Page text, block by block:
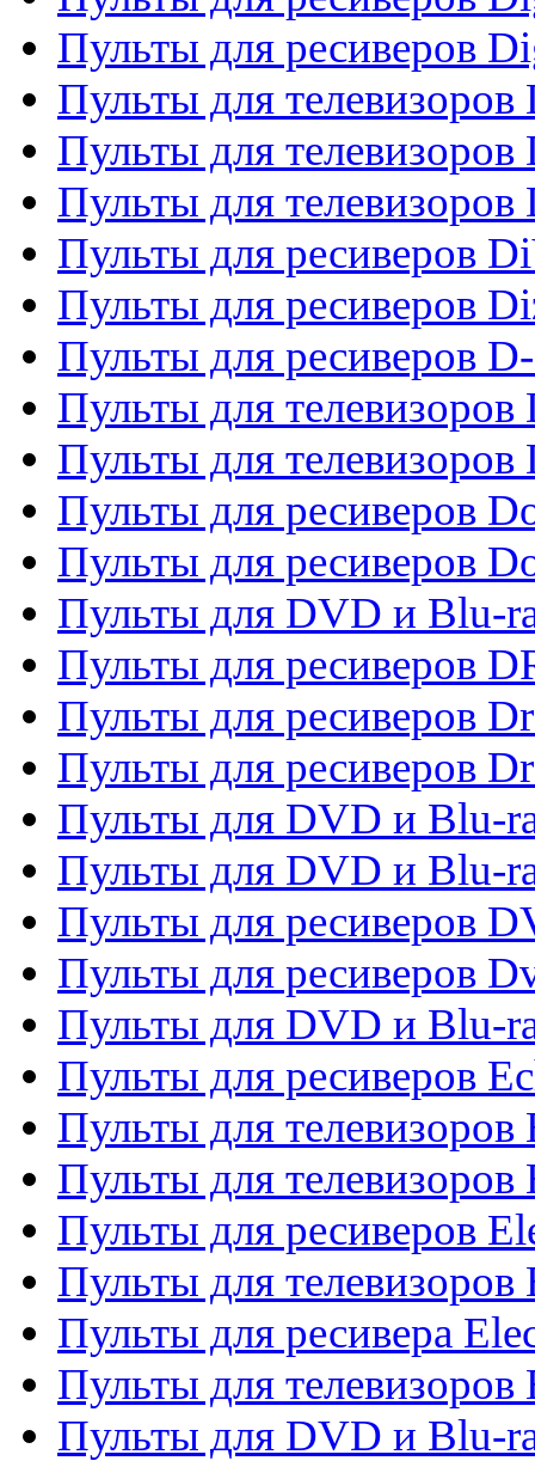
Пульты для ресиверов
Пульты для
Пульты для
Пульты для телевизоров
Пульты для ресиверов
Пульты для ресиверов
Пульты для ресиверов
Пульты для телевизоров
Пульты для
Пульты для ресиверов
Пульты для ресиверов
Пульты для DVD и Blu-
Пульты для ресиверов
Пульты для ресиверов
Пульты для ресиверов
Пульты для DVD и Blu-
Пульты для DVD и Blu-
Пульты для ресиверов
Пульты для ресиверов
Пульты для DVD и Blu-
Пульты для ресиверов
Пульты для телевизоров
Пульты для телевизоров
Пульты для ресиверов
Пульты для телевизоров
Пульты для ресивера
Пульты для телевизоров
Пульты для DVD и Blu-